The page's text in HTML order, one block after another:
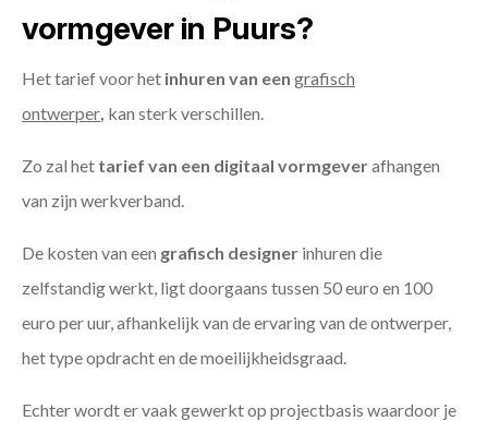
vormgever in Puurs?
Het tarief voor het inhuren van een grafisch
ontwerper kan sterk verschillen.
Zo zal het tarief van een digitaal vormgeverafhangen
van zijn werkverband.
De kosten van een grafisch designer inhuren die
zelfstandig werkt, ligt doorgaans tussen 50 euro en 100
euro per uur, afhankelijk van de ervaring van de ontwerper,
het type opdracht en de moeilijkheidsgraad.
Echter wordt er vaak gewerkt op projectbasis waardoor je